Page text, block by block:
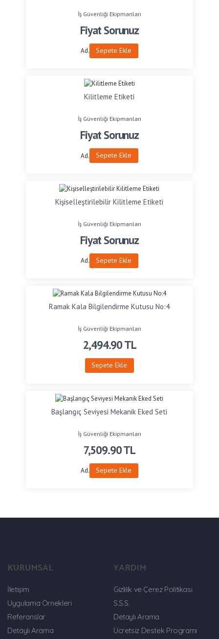
İş Güvenliği Ekipmanları
Fiyat Sorunuz
Ad. Sepete Ekle
Kilitleme Etiketi
İş Güvenliği Ekipmanları
Fiyat Sorunuz
Ad. Sepete Ekle
Kişiselleştirilebilir Kilitleme Etiketi
İş Güvenliği Ekipmanları
Fiyat Sorunuz
Ad. Sepete Ekle
Ramak Kala Bilgilendirme Kutusu No:4
İş Güvenliği Ekipmanları
2,494.90TL
Sepete Ekle
Başlangıç Seviyesi Mekanik Eked Seti
İş Güvenliği Ekipmanları
7,509.90TL
Ad. Sepete Ekle
KURUMSAL
İletişim
Uygulama Örnekleri
Referanslar
Detaylı Arama
YARDIM
Gizlilik ve Çerez Politikası
S.S.S.
Detaylı Arama
Ücretsiz Destek Programı